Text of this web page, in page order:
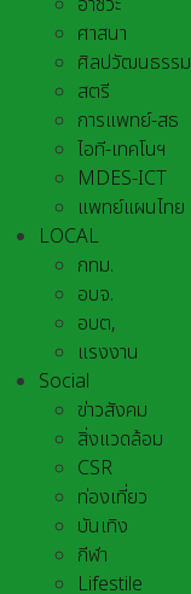
ศาสนา
ศิลปวัฒนธรรม
สตรี
การแพทย์-สธ
ไอที-เทคโนฯ
MDES-ICT
แพทย์แผนไทย
LOCAL
กทม.
อบจ.
อบต,
แรงงาน
Social
ข่าวสังคม
สิ่งแวดล้อม
CSR
ท่องเที่ยว
บันเทิง
กีฬา
Lifestile